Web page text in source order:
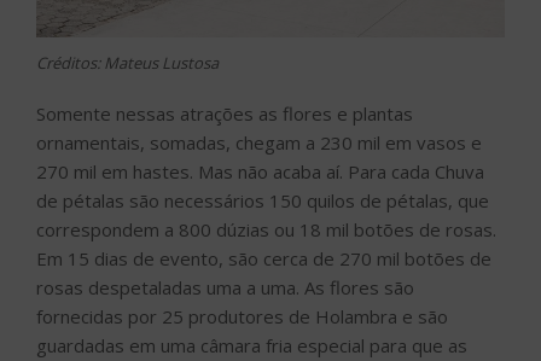
Créditos: Mateus Lustosa
Somente nessas atrações as flores e plantas
ornamentais, somadas, chegam a 230 mil em vasos e
270 mil em hastes. Mas não acaba aí. Para cada Chuva
de pétalas são necessários 150 quilos de pétalas, que
correspondem a 800 dúzias ou 18 mil botões de rosas.
Em 15 dias de evento, são cerca de 270 mil botões de
rosas despetaladas uma a uma. As flores são
fornecidas por 25 produtores de Holambra e são
guardadas em uma câmara fria especial para que as